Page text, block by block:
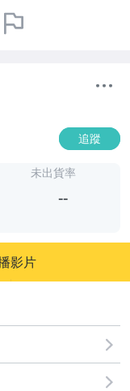
追蹤
-
未出貨率
--
影片